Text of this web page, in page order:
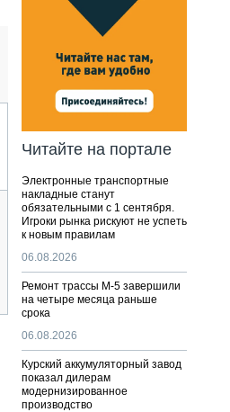
Читайте на портале
Электронные транспортные
накладные станут
обязательными с 1 сентября.
Игроки рынка рискуют не успеть
к новым правилам
06.08.2026
Ремонт трассы М-5 завершили
на четыре месяца раньше
срока
06.08.2026
Курский аккумуляторный завод
показал дилерам
модернизированное
производство